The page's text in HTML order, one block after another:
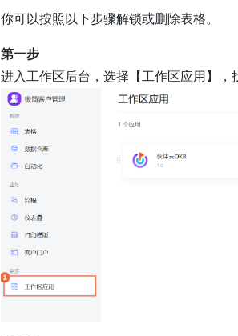
你可以按照以下步骤解锁或删除表格。
第一步
进入工作区后台，选择【工作区应用】，